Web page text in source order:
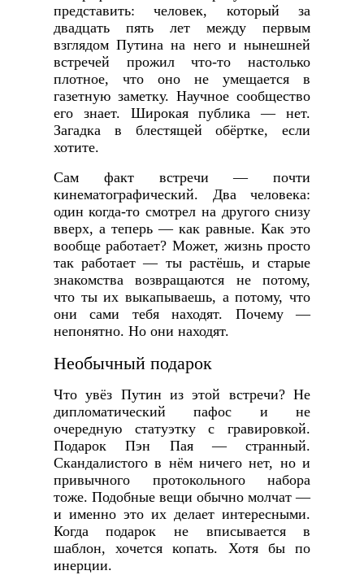
представить: человек, который за
двадцать пять лет между первым
взглядом Путина на него и нынешней
встречей прожил что-то настолько
плотное, что оно не умещается в
газетную заметку. Научное сообщество
его знает. Широкая публика — нет.
Загадка в блестящей обёртке, если
хотите.
Сам факт встречи — почти
кинематографический. Два человека:
один когда-то смотрел на другого снизу
вверх, а теперь — как равные. Как это
вообще работает? Может, жизнь просто
так работает — ты растёшь, и старые
знакомства возвращаются не потому,
что ты их выкапываешь, а потому, что
они сами тебя находят. Почему —
непонятно. Но они находят.
Необычный подарок
Что увёз Путин из этой встречи? Не
дипломатический пафос и не
очередную статуэтку с гравировкой.
Подарок Пэн Пая — странный.
Скандалистого в нём ничего нет, но и
привычного протокольного набора
тоже. Подобные вещи обычно молчат —
и именно это их делает интересными.
Когда подарок не вписывается в
шаблон, хочется копать. Хотя бы по
инерции.